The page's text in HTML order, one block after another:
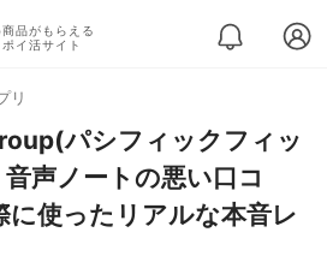
品がもらえる
イ活サイト
リ
パシフィックフィッ
声ノートの悪い口コ
に使ったリアルな本音レ